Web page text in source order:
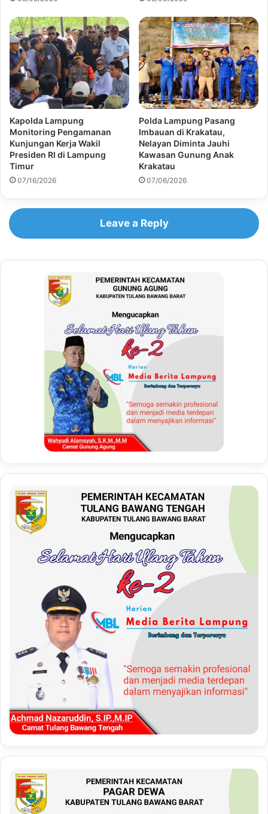
Kapolda Lampung
Monitoring Pengamanan
Kunjungan Kerja Wakil
Presiden RI di Lampung
Timur
07/16/2026
Polda Lampung Pasang
Imbauan di Krakatau,
Nelayan Diminta Jauhi
Kawasan Gunung Anak
Krakatau
07/06/2026
Leave a Reply